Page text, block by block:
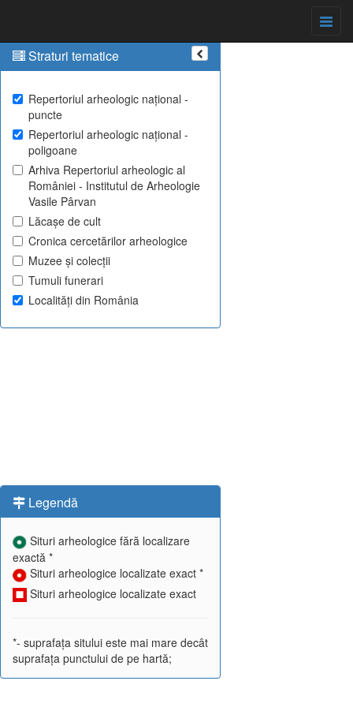
Straturi tematice
Repertoriul arheologic național -
puncte
Repertoriul arheologic național -
poligoane
Arhiva Repertoriul arheologic al
României - Institutul de Arheologie
Vasile Pârvan
Lăcașe de cult
Cronica cercetărilor arheologice
Muzee și colecții
Tumuli funerari
Localități din România
Legendă
Situri arheologice fără localizare
exactă *
Situri arheologice localizate exact *
Situri arheologice localizate exact
*- suprafața sitului este mai mare decât
suprafața punctului de pe hartă;